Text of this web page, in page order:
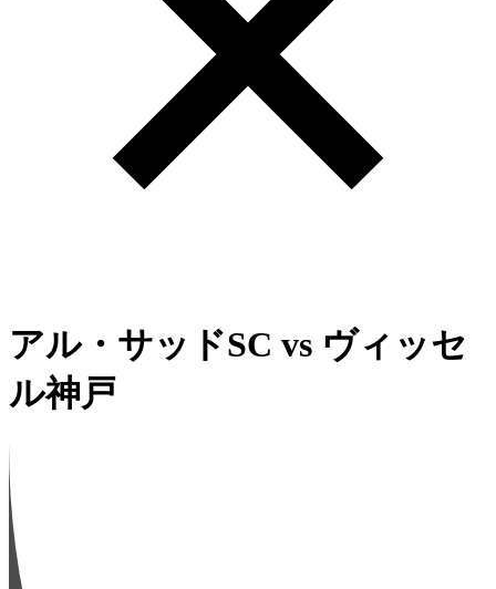
アル・サッドSC vs ヴィッセ
ル神戸